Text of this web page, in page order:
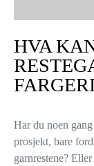
HVA
Har du noen
prosjekt, bare
garnrestene?